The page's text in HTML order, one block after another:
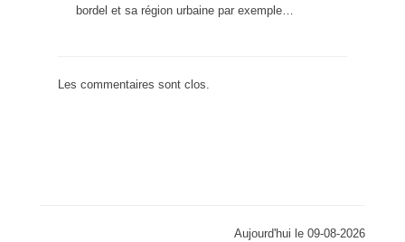
bordel et sa région urbaine par exemple…
Les commentaires sont clos.
Aujourd'hui le 09-08-2026